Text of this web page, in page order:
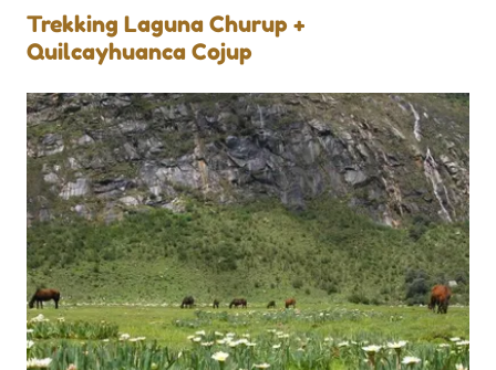
Trekking Laguna Churup +
Quilcayhuanca Cojup